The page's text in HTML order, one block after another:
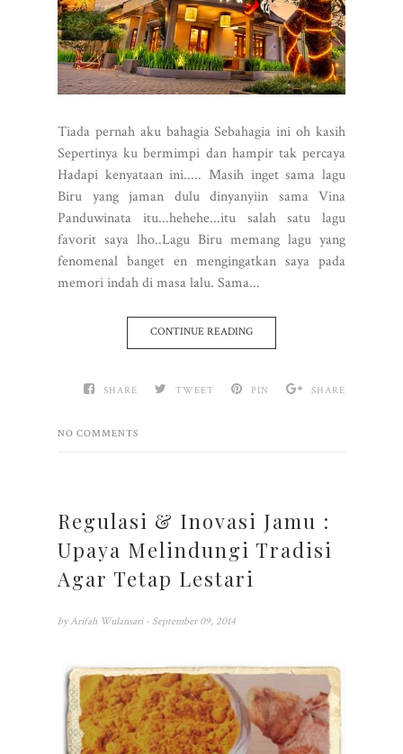
Tiada pernah aku bahagia Sebahagia ini oh kasih
Sepertinya ku bermimpi dan hampir tak percaya
Hadapi kenyataan ini..... Masih inget sama lagu
Biru yang jaman dulu dinyanyiin sama Vina
Panduwinata itu...hehehe...itu salah satu lagu
favorit saya lho..Lagu Biru memang lagu yang
fenomenal banget en mengingatkan saya pada
memori indah di masa lalu. Sama...
CONTINUE READING
SHARE TWEET PIN SHARE
NO COMMENTS
Regulasi & Inovasi Jamu :
Upaya Melindungi Tradisi
Agar Tetap Lestari
by Arifah Wulansari - September 09, 2014